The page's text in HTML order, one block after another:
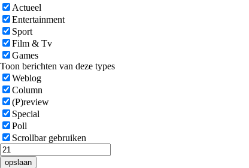
Actueel
Entertainment
Sport
Film & Tv
Games
Toon berichten van deze types
Weblog
Column
(P)review
Special
Poll
Scrollbar gebruiken
opslaan